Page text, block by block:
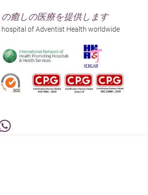
癒しの医療を提供します
of Adventist Health worldwide